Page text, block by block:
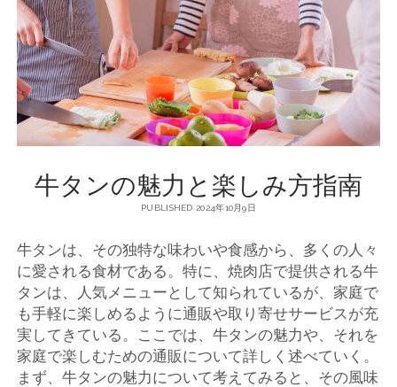
牛タンの魅力と楽しみ方指南
PUBLISHED 2024年10月9日
牛タンは、その独特な味わいや食感から、多くの人々
に愛される食材である。 特に、焼肉店で提供される牛
タンは、人気メニューとして知られているが、家庭で
も手軽に楽しめるように通販や取り寄せサービスが充
実してきている。ここでは、牛タンの魅力や、それを
家庭で楽しむための通販について詳しく述べていく。
まず、牛タンの魅力について考えてみると、その風味